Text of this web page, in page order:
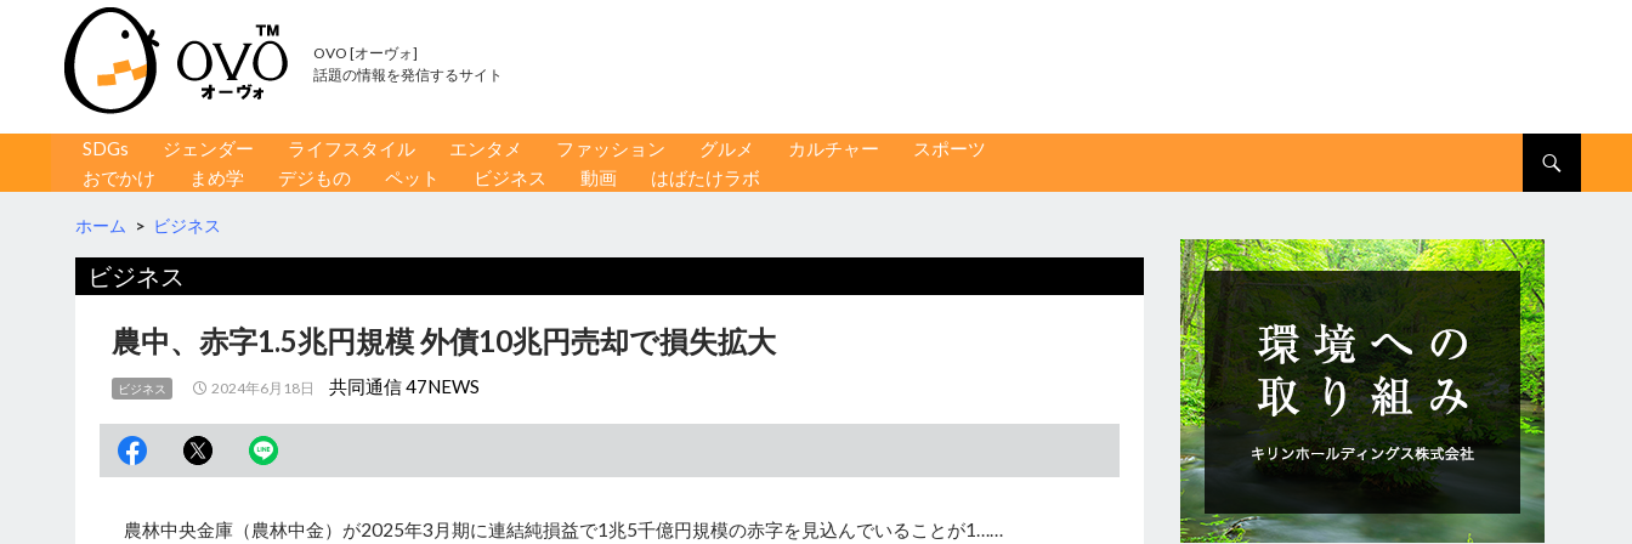
OVO [オーヴォ]
話題の情報を発信するサイト
コンテンツへ移動
SDGs ジェンダー ライフスタイル エンタメ ファッション グルメ カルチャー
スポーツ
おでかけ
まめ学 デジもの ペット ビジネス 動画 はばたけラボ
ホーム > ビジネス
ビジネス
農中、赤字1.5兆円規模 外債10兆円売却で損失拡大
ビジネス 2024年6月18日 共同通信 47NEWS
農林中央金庫（農林中金）が2025年3月期に連結純損益で1兆5千億円規模の赤字を見込んでいることが1……